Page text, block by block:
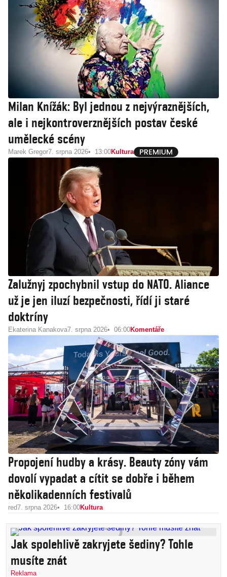
Milan Knížák: Byl jednou z nejvýraznějších,
ale i nejkontroverznějších postav české
umělecké scény
Marek Gregor7. srpna 2026 13:00Kultura
Zalužnyj zpochybnil vstup do NATO. Aliance
už je jen iluzí bezpečnosti, řídí ji staré
doktríny
Ekaterina Kanakova7. srpna 2026 06:00Komentáře
Propojení hudby a krásy. Beauty zóny vám
dovolí vypadat a cítit se dobře i během
několikadenních festivalů
red7. srpna 2026 16:00Kultura
Jak spolehlivě zakryjete šediny? Tohle
musíte znát
Reklama